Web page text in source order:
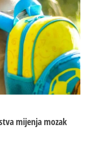
mijenja mozak